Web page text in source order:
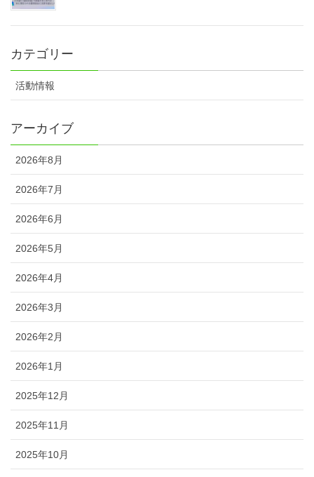
カテゴリー
活動情報
アーカイブ
2026年8月
2026年7月
2026年6月
2026年5月
2026年4月
2026年3月
2026年2月
2026年1月
2025年12月
2025年11月
2025年10月